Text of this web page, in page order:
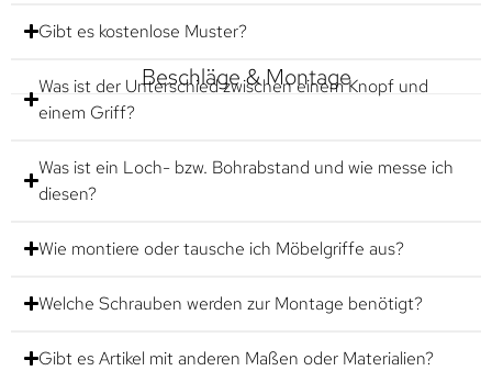
Gibt es kostenlose Muster?
Beschläge & Montage
Was ist der Unterschied zwischen einem Knopf und
einem Griff?
Was ist ein Loch- bzw. Bohrabstand und wie messe ich
diesen?
Wie montiere oder tausche ich Möbelgriffe aus?
Welche Schrauben werden zur Montage benötigt?
Gibt es Artikel mit anderen Maßen oder Materialien?